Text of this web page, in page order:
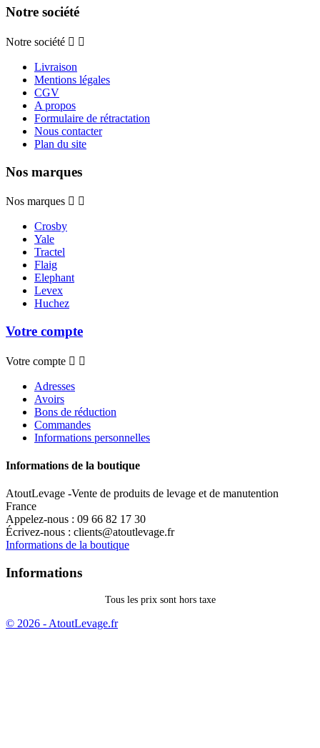
Notre société
Notre société  
Livraison
Mentions légales
CGV
A propos
Formulaire de rétractation
Nous contacter
Plan du site
Nos marques
Nos marques  
Crosby
Yale
Tractel
Flaig
Elephant
Levex
Huchez
Votre compte
Votre compte  
Adresses
Avoirs
Bons de réduction
Commandes
Informations personnelles
Informations de la boutique
AtoutLevage -Vente de produits de levage et de manutention
France
Appelez-nous : 09 66 82 17 30
Écrivez-nous : clients@atoutlevage.fr
Informations de la boutique
Informations
Tous les prix sont hors taxe
© 2026 - AtoutLevage.fr